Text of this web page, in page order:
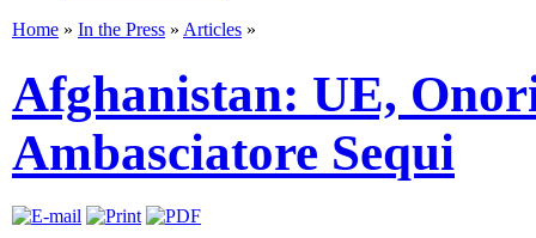
Home » In the Press » Articles »
Afghanistan: UE,
Ambasciatore Sequi